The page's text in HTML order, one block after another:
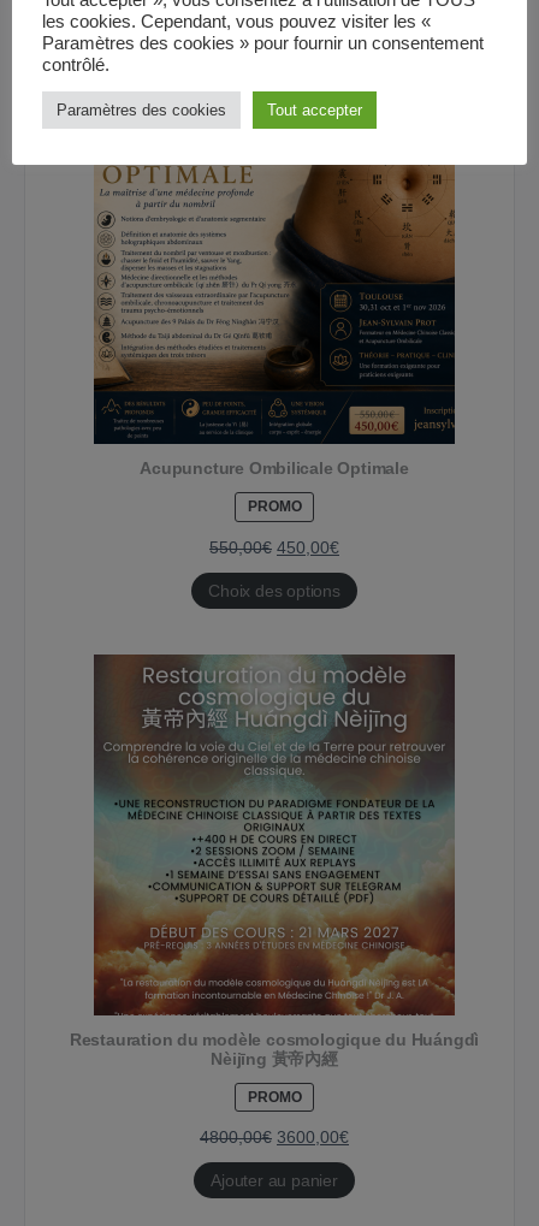
Acupuncture Ombilicale Optimale
PROMOPRODUIT
EN
PROMOTION
550,00€ 450,00€
Choix des options
Restauration du modèle cosmologique du Huángdì
Nèijīng 黃帝內經
PROMOPRODUIT
EN
PROMOTION
4800,00€ 3600,00€
Ajouter au panier
les cookies. Cependant, vous pouvez visiter les «
Paramètres des cookies » pour fournir un consentement
contrôlé.
Paramètres des cookies Tout accepter